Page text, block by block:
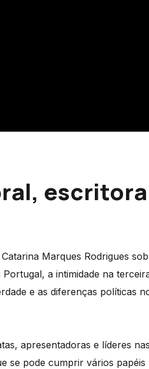
escritora
Marques Rodrigues
a intimidade na
e as diferenças políticas
apresentadoras e líderes
se pode cumprir vários papéis